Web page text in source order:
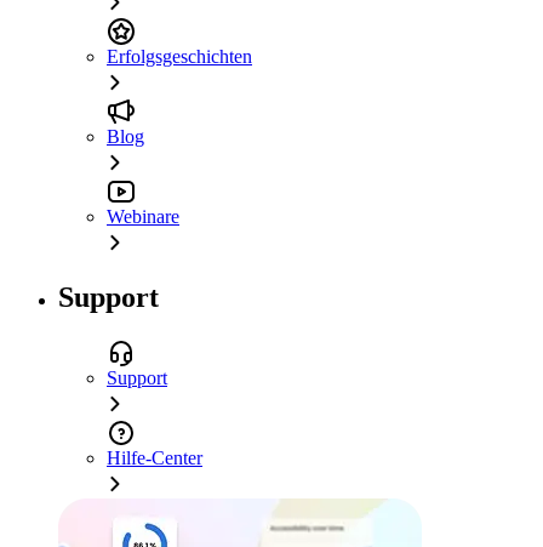
Erfolgsgeschichten
Blog
Webinare
Support
Support
Hilfe-Center